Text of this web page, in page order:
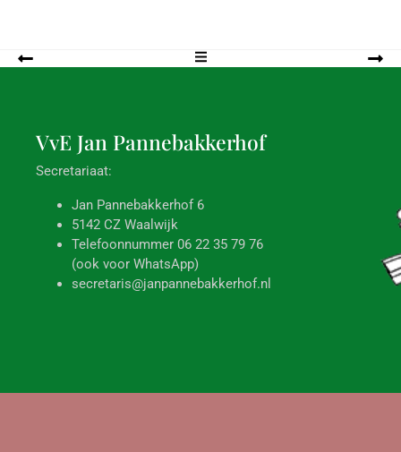
VvE Jan Pannebakkerhof
Secretariaat:
Jan Pannebakkerhof 6
5142 CZ Waalwijk
Telefoonnummer 06 22 35 79 76
(ook voor WhatsApp)
secretaris@janpannebakkerhof.nl